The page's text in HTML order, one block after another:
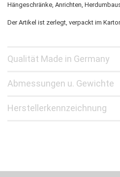
Hängeschränke, Anrichten,
Der Artikel ist zerlegt, verpackt im
Qualität Made in Germany
Abmessungen u. Gewichte
Herstellerkennzeichnung